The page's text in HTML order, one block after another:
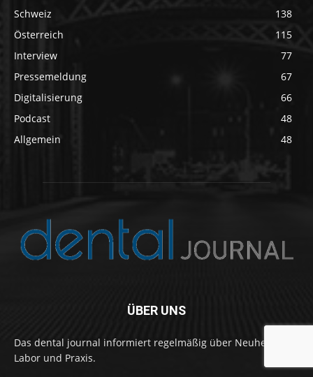
Schweiz
138
Österreich
115
Interview
77
Pressemeldung
67
Digitalisierung
66
Podcast
48
Allgemein
48
ÜBER UNS
Das dental journal informiert regelmäßig über Neuheiten in
Labor und Praxis.